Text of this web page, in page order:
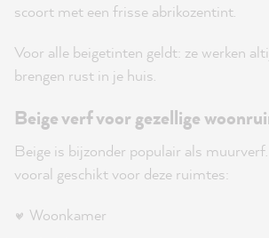
scoort met een frisse abrikozentint.
Voor alle beigetinten geldt: ze werken
brengen rust in je huis.
Beige verf voor gezellige
Beige is bijzonder populair als
vooral geschikt voor deze ruimtes:
Woonkamer